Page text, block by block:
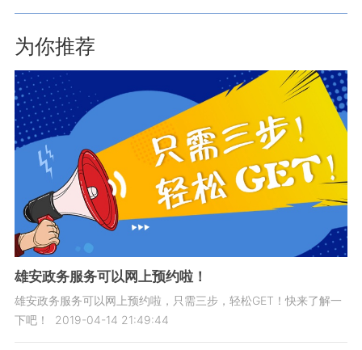
为你推荐
雄安政务服务可以网上预约啦！
雄安政务服务可以网上预约啦，只需三步，轻松GET！快来了解一
下吧！
2019-04-14 21:49:44